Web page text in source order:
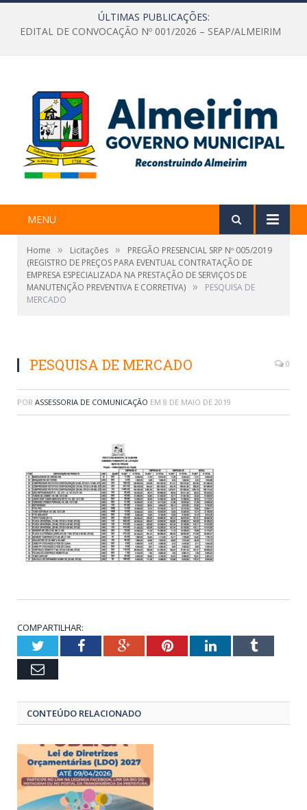
ÚLTIMAS PUBLICAÇÕES:
EDITAL DE CONVOCAÇÃO Nº 001/2026 – SEAP/ALMEIRIM
MENU
Home » Licitações »
PREGÃO PRESENCIAL SRP Nº 005/2019
(REGISTRO DE PREÇOS PARA EVENTUAL CONTRATAÇÃO DE
EMPRESA ESPECIALIZADA NA PRESTAÇÃO DE SERVIÇOS DE
MANUTENÇÃO PREVENTIVA E CORRETIVA) »
PESQUISA DE
MERCADO
PESQUISA DE MERCADO 0
POR ASSESSORIA DE COMUNICAÇÃO EM 8 DE MAIO DE 2019
COMPARTILHAR:
TwitterFacebookGoogle+PinterestLinkedInTumblr
Email
CONTEÚDO RELACIONADO